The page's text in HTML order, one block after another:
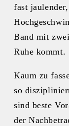
fast
Band mit
Ruhe kommt.
Kaum zu
so
sind beste
der